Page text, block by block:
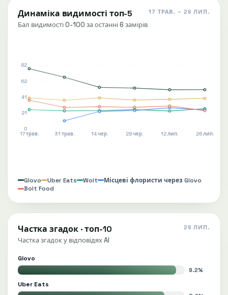
Динаміка видимості топ-5
Бал видимості 0-100 за останні 6 замірів
17 ТРАВ. – 26 ЛИП.
0
21
41
62
82
17 трав. 31 трав. 14 чер. 28 чер. 12 лип. 26 лип.
Glovo Uber Eats Wolt
Місцеві флористи через Glovo
Bolt Food
Частка згадок · топ-10
Частка згадок у відповідях AI
26 ЛИП.
Glovo
9.2%
Uber Eats